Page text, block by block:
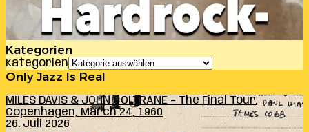
Kategorien
Kategorien
Only Jazz Is Real
MILES DAVIS & JOHN COLTRANE – The Final Tour:
Copenhagen, March 24, 1960
26. Juli 2026